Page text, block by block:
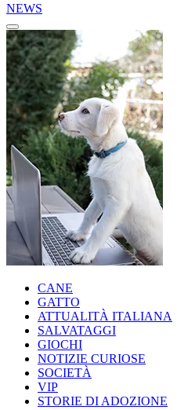
NEWS
CANE
GATTO
ATTUALITÀ ITALIANA
SALVATAGGI
GIOCHI
NOTIZIE CURIOSE
SOCIETÀ
VIP
STORIE DI ADOZIONE